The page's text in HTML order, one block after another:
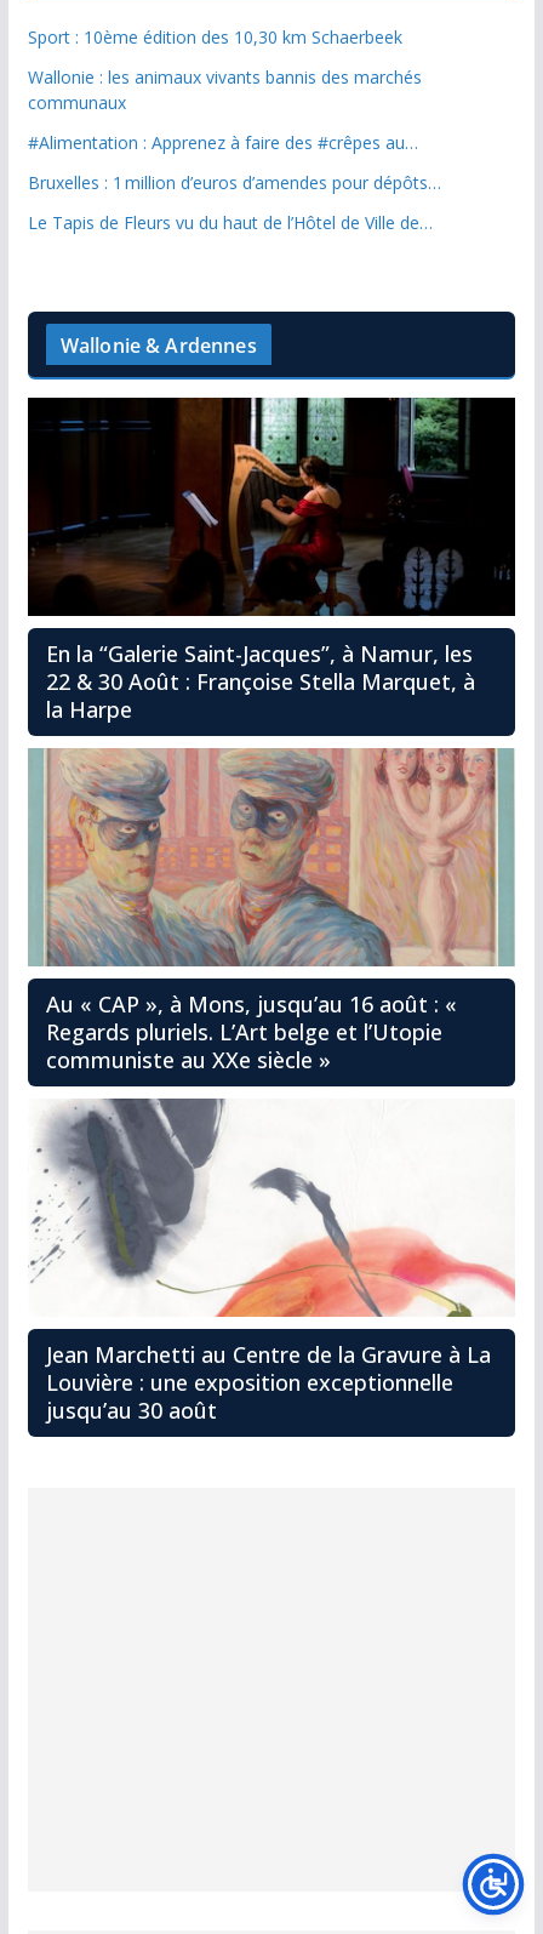
Sport : 10ème édition des 10,30 km Schaerbeek
Wallonie : les animaux vivants bannis des marchés
communaux
#Alimentation : Apprenez à faire des #crêpes au…
Bruxelles : 1 million d’euros d’amendes pour dépôts…
Le Tapis de Fleurs vu du haut de l’Hôtel de Ville de…
Wallonie & Ardennes
En la “Galerie Saint-Jacques”, à Namur, les
22 & 30 Août : Françoise Stella Marquet, à
la Harpe
Au « CAP », à Mons, jusqu’au 16 août : «
Regards pluriels. L’Art belge et l’Utopie
communiste au XXe siècle »
Jean Marchetti au Centre de la Gravure à La
Louvière : une exposition exceptionnelle
jusqu’au 30 août